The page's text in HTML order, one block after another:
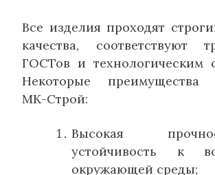
Все изделия проходят
качества, соответствуют
ГОСТов и технологическим
Некоторые преимущества
МК-Строй:
Высокая
устойчивость к
окружающей среды;